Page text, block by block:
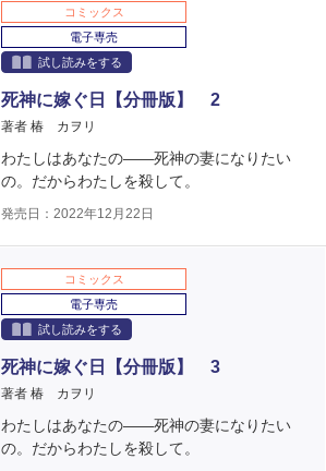
コミックス
電子専売
試し読みをする
死神に嫁ぐ日【分冊版】 2
著者 椿 カヲリ
わたしはあなたの――死神の妻になりたい
の。だからわたしを殺して。
発売日：2022年12月22日
コミックス
電子専売
試し読みをする
死神に嫁ぐ日【分冊版】 3
著者 椿 カヲリ
わたしはあなたの――死神の妻になりたい
の。だからわたしを殺して。